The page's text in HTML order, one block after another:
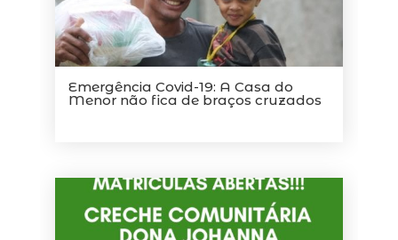
Emergência Covid-19: A Casa do
Menor não fica de braços cruzados